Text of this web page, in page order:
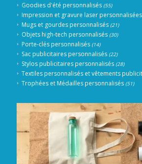
Goodies d'été personnalisés (55)
Impression et gravure laser personnalisées
Mugs et gourdes personnalisés (21)
Objets high-tech personnalisés (30)
Porte-clés personnalisés (14)
Sac publicitaires personnalisés (22)
Stylos publicitaires personnalisés (28)
Textiles personnalisés et vêtements
Trophées et Médailles personnalisés (51)